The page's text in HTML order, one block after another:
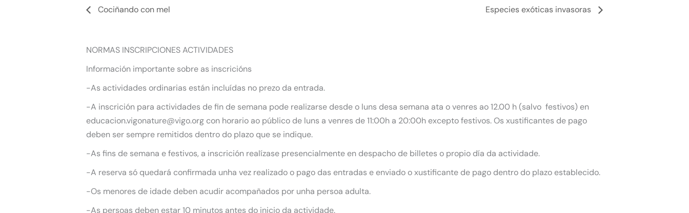
Cociñando con mel Especies exóticas invasoras
NORMAS INSCRIPCIONES ACTIVIDADES
Información importante sobre as inscricións
-As actividades ordinarias están incluídas no prezo da entrada.
-A inscrición para actividades de fin de semana pode realizarse desde o luns desa semana ata o venres ao 12.00 h (salvo festivos) en
educacion.vigonature@vigo.org con horario ao público de luns a venres de 11:00h a 20:00h excepto festivos. Os xustificantes de pago
deben ser sempre remitidos dentro do plazo que se indique.
-As fins de semana e festivos, a inscrición realízase presencialmente en despacho de billetes o propio día da actividade.
-A reserva só quedará confirmada unha vez realizado o pago das entradas e enviado o xustificante de pago dentro do plazo establecido.
-Os menores de idade deben acudir acompañados por unha persoa adulta.
-As persoas deben estar 10 minutos antes do inicio da actividade.